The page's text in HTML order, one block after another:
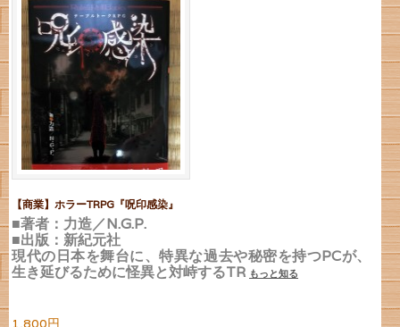
【商業】ホラーTRPG『呪印感染』
■著者：力造／N.G.P.
■出版：新紀元社
現代の日本を舞台に、特異な過去や秘密を持つPCが、
生き延びるために怪異と対峙するTR もっと知る
1,800円